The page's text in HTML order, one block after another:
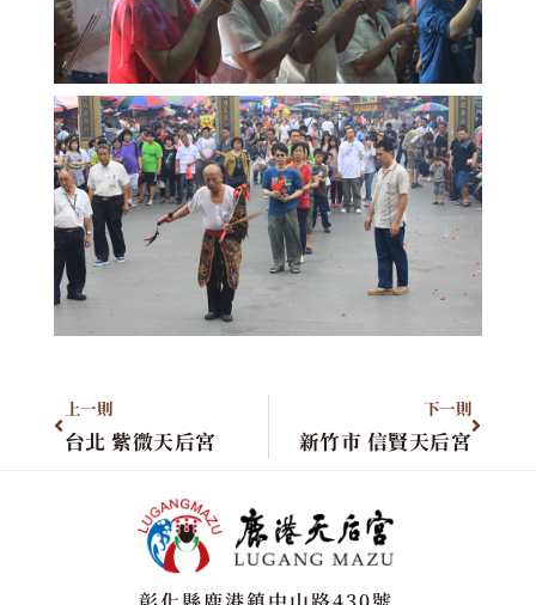
上一則
台北 紫微天后宮
下一則
新竹市 信賢天后宮